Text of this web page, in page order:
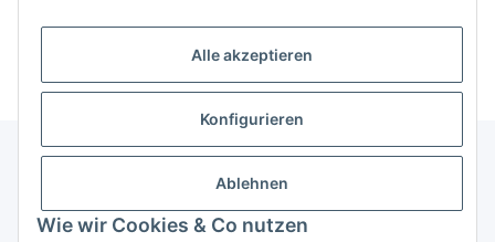
Alle akzeptieren
Konfigurieren
Ablehnen
Wie wir Cookies & Co nutzen